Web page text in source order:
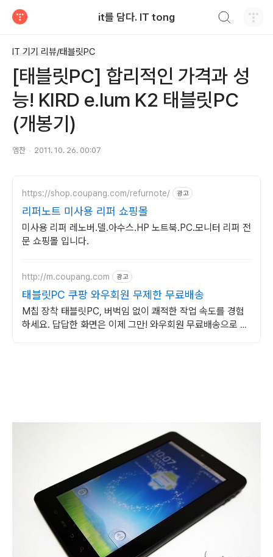
it를 담다. IT tong
IT 기기 리뷰/태블릿PC
[태블릿PC] 합리적인 가격과 성
능! KIRD e.lum K2 태블릿PC
(개봉기)
엠찬 2011. 10. 26. 00:07
https://shop.coupang.com/refurnote/ 광고
리퍼노트 미사용 리퍼 쇼핑몰
미사용 리퍼 레노버.델.아수스.HP 노트북.PC.모니터 리퍼 전
문 쇼핑몰 입니다.
http://m.coupang.com 광고
태블릿PC 쿠팡 와우회원 무제한 무료배송
M칩 장착 태블릿PC, 버벅임 없이 쾌적한 작업 속도를 경험
하세요. 답답한 화면은 이제 그만! 와우회원 무료배송으로 시